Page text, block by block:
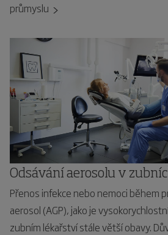
průmyslu
Odsávání aerosolu v
Přenos infekce nebo nemoci během
aerosol (AGP), jako je
zubním lékařství stále větší obavy.